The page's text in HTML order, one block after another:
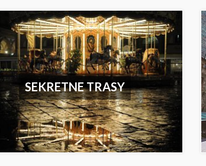
SEKRETNE TRASY